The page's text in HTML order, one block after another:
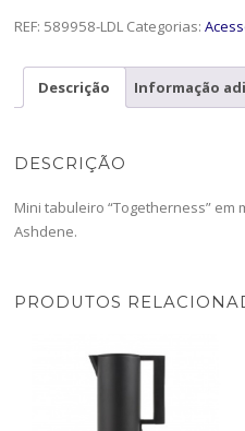
21x14Togetherness
LDL
REF: 589958-LDL Categorias:
Descrição Informação
DESCRIÇÃO
Mini tabuleiro “Togetherness” em
Ashdene.
PRODUTOS